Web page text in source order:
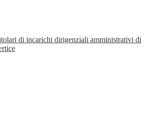
di incarichi dirigenziali amministrativi di